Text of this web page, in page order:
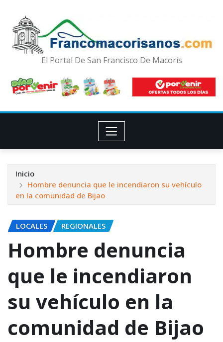
El Portal De San Francisco De Macorís
Inicio
Hombre denuncia que le incendiaron su vehículo
en la comunidad de Bijao
LOCALES REGIONALES
Hombre denuncia
que le incendiaron
su vehículo en la
comunidad de Bijao